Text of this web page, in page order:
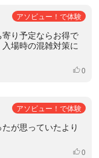
アソビュー！で体験
り予定ならお得で
場時の混雑対策に
いいね
0
アソビュー！で体験
が思っていたより
いいね
0